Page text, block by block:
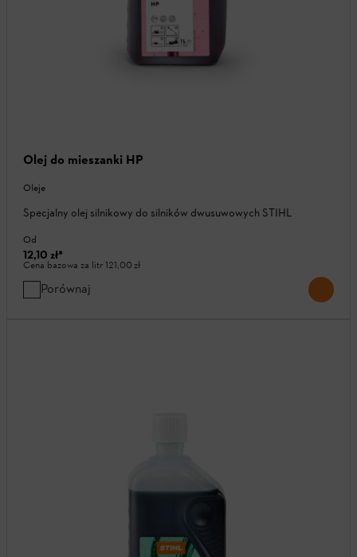
Olej do mieszanki HP
Oleje
Specjalny olej silnikowy do silników dwusuwowych STIHL
Od
12,10 zł*
Cena bazowa za litr121,00 zł
Porównaj